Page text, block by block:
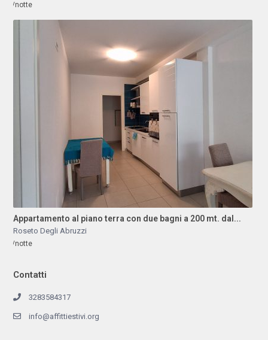
/notte
Appartamento al piano terra con due bagni a 200 mt. dal...
Roseto Degli Abruzzi
/notte
Contatti
3283584317
info@affittiestivi.org